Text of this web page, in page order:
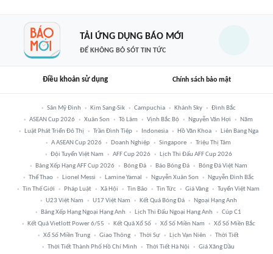
TẢI ỨNG DỤNG BÁO MỚI
ĐỂ KHÔNG BỎ SÓT TIN TỨC
Điều khoản sử dụng Chính sách bảo mật
Sân Mỹ Đình Kim Sang-Sik Campuchia Khánh Sky
Đình Bắc
ASEAN Cup 2026
Xuân Son Tô Lâm Vịnh Bắc Bộ Nguyễn Văn Hợi
Năm
Luật Phát Triển Đô Thị
Trần Đình Tiệp Indonesia Hồ Văn Khoa
Liên Bang Nga
A ASEAN Cup 2026
Doanh Nghiệp Singapore
Triệu Thị Tâm
Đội Tuyển Việt Nam
AFF Cup 2026
Lịch Thi Đấu AFF Cup 2026
Bảng Xếp Hạng AFF Cup 2026
Bóng Đá Báo Bóng Đá
Bóng Đá Việt Nam
Thể Thao
Lionel Messi Lamine Yamal Nguyễn Xuân Son
Nguyễn Đình Bắc
Tin Thế Giới
Pháp Luật Xã Hội Tin Bão Tin Tức Giá Vàng
Tuyển Việt Nam
U23 Việt Nam
U17 Việt Nam Kết Quả Bóng Đá
Ngoại Hạng Anh
Bảng Xếp Hạng Ngoại Hạng Anh
Lịch Thi Đấu Ngoại Hạng Anh
Cúp C1
Kết Quả Vietlott Power 6/55
Kết Quả Xổ Số Xổ Số Miền Nam
Xổ Số Miền Bắc
Xổ Số Miền Trung
Giao Thông Thời Sự Lịch Vạn Niên
Thời Tiết
Thời Tiết Thành Phố Hồ Chí Minh
Thời Tiết Hà Nội Giá Xăng Dầu